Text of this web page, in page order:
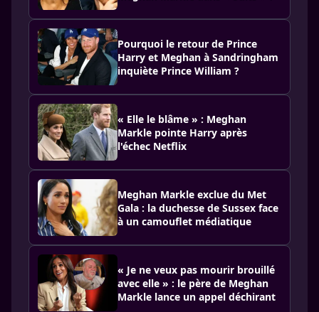
Pourquoi le retour de Prince
Harry et Meghan à Sandringham
inquiète Prince William ?
« Elle le blâme » : Meghan
Markle pointe Harry après
l'échec Netflix
Meghan Markle exclue du Met
Gala : la duchesse de Sussex face
à un camouflet médiatique
« Je ne veux pas mourir brouillé
avec elle » : le père de Meghan
Markle lance un appel déchirant